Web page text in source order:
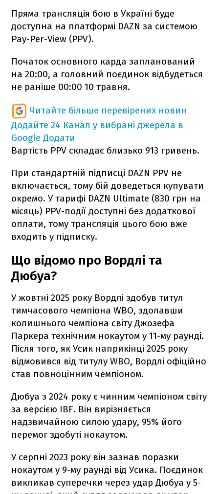
Пряма трансляція бою в Україні буде
доступна на платформі DAZN за системою
Pay-Per-View (PPV).
Початок основного карда запланований
на 20:00, а головний поєдинок відбудеться
не раніше 00:00 10 травня.
Читайте більше перевірених новин
Додайте 24 Канал у вибрані джерела в
Google Додати
Вартість PPV складає близько 913 гривень.
При стандартній підписці DAZN PPV не
включається, тому бій доведеться купувати
окремо. У тарифі DAZN Ultimate (830 грн на
місяць) PPV-події доступні без додаткової
оплати, тому трансляція цього бою вже
входить у підписку.
Що відомо про Вордлі та
Дюбуа?
У жовтні 2025 року Вордлі здобув титул
тимчасового чемпіона WBO, здолавши
колишнього чемпіона світу Джозефа
Паркера технічним нокаутом у 11-му раунді.
Після того, як Усик наприкінці 2025 року
відмовився від титулу WBO, Вордлі офіційно
став повноцінним чемпіоном.
Дюбуа з 2024 року є чинним чемпіоном світу
за версією IBF. Він вирізняється
надзвичайною силою удару, 95% його
перемог здобуті нокаутом.
У серпні 2023 року він зазнав поразки
нокаутом у 9-му раунді від Усика. Поєдинок
викликав суперечки через удар Дюбуа у 5-